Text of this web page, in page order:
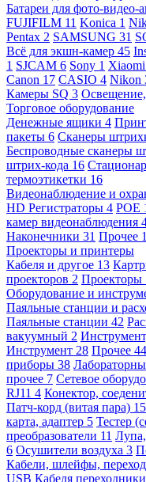
Батареи для фото-видео-
FUJIFILM 11 Konica 1
Pentax 2 SAMSUNG 31
Всё для экшн-камер 45
1 SJCAM 6 Sony 1 Xiaomi
Canon 17 CASIO 4 Nikon
Камеры SQ 3
Торговое оборудование
Денежные ящики 4
пакеты 6 Сканеры
Беспроводные сканеры
штрих-кода 16
термоэтикетки 16
Видеонаблюдение и
HD Регистраторы 4 POE
камер видеонаблюдения
Наконечники 31 Прочее
Проекторы и принтеры
Кабеля и другое 13
проекторов 2 Проекторы
Оборудование и
Паяльные станции и
Паяльные станции 42
вакуумный 2
Инструмент 28 Прочее 44
приборы 38
прочее 7 Сетевое
RJ11 4 Конектор,
Патч-корд (витая пара) 15
карта, адаптер 5 Тестер
преобразователи 11
6 Осушители воздуха 3
Кабели, шлейфы,
USB Кабеля переходники